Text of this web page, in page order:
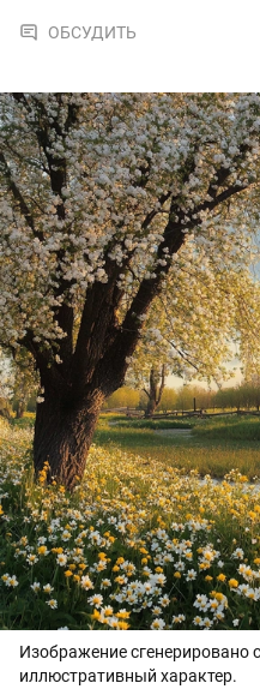
ОБСУДИТЬ
Изображение сгенерировано
иллюстративный характер.